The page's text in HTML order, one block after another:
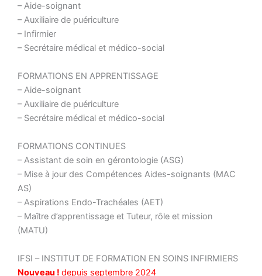
– Aide-soignant
– Auxiliaire de puériculture
– Infirmier
– Secrétaire médical et médico-social
FORMATIONS EN APPRENTISSAGE
– Aide-soignant
– Auxiliaire de puériculture
– Secrétaire médical et médico-social
FORMATIONS CONTINUES
– Assistant de soin en gérontologie (ASG)
– Mise à jour des Compétences Aides-soignants (MAC
AS)
– Aspirations Endo-Trachéales (AET)
– Maître d’apprentissage et Tuteur, rôle et mission
(MATU)
IFSI – INSTITUT DE FORMATION EN SOINS INFIRMIERS
Nouveau ! depuis septembre 2024